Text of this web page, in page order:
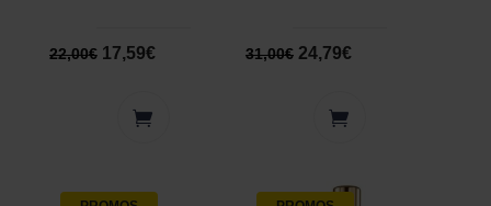
22,00€ 17,59€ 31,00€ 24,79€